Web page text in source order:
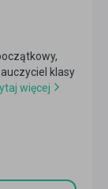
klasy
więcej